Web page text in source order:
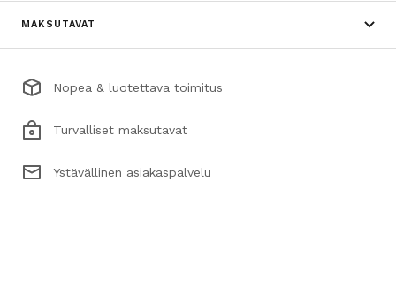
MAKSUTAVAT
Nopea & luotettava toimitus
Turvalliset maksutavat
Ystävällinen asiakaspalvelu